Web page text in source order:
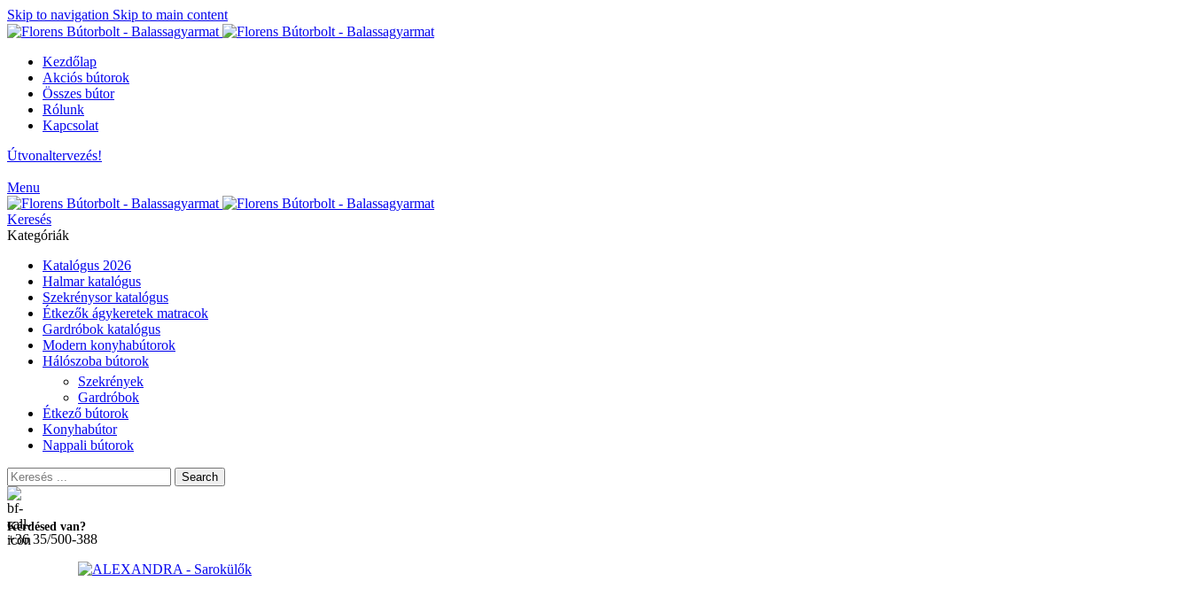
Skip to navigation Skip to main content
Kezdőlap
Akciós bútorok
Összes bútor
Rólunk
Kapcsolat
Útvonaltervezés!
Menu
Keresés
Kategóriák
Katalógus 2026
Halmar katalógus
Szekrénysor katalógus
Étkezők ágykeretek matracok
Gardróbok katalógus
Modern konyhabútorok
Hálószoba bútorok
Szekrények
Gardróbok
Étkező bútorok
Konyhabútor
Nappali bútorok
Search
Kérdésed van?
+36 35/500-388